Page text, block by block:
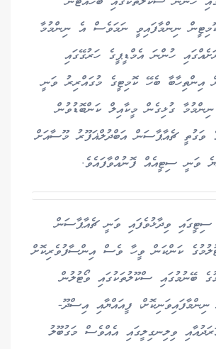
ނިންމާފައިވީ ނަމަވެސް އެ ނިންމުމާ
ހުންނަ އެމްޑީޕީގެ ހަރުގޭގައި
އިންތިހާބާ ބެހޭ ކޮމިޓީގެ މުގައްރިރު ވަނީ
ގުޅިގެން މީކާއިލް ކަންބޮޑުވުން
ވަގުތީ ޗެއާޕާސަން އަބްދުލްޣަފޫރު މޫސާއަށް
ވަނީ ސިޓީއެއް ފޮނުއްވާފައެވެ.
ސިޓީގައި ވިދާޅުވެފައި ވަނީ ޗެއާޕާސަން
ކަންކަން ވީހާ ވެސް އިންސާފުވެރިކޮށް
ބޭނުމުގައި ސްކޫލުތަކުގައި ވޯޓުލުން
ފީއައްޔާއި އިސްދޫ-
ވިލިނގިލީގައި އެއްވެސް މަގުބޫލު